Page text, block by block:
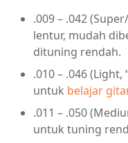
.009 – .042
lentur, mudah
dituning rendah.
.010 – .046
untuk belajar
.011 – .050
untuk tuning